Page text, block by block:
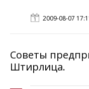
2009-08-07
Советы
Штирлица.